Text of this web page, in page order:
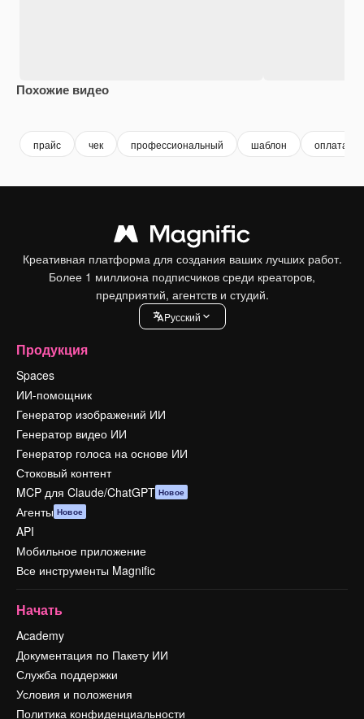
Похожие видео
прайс чек профессиональный шаблон оплата
Креативная платформа для создания ваших лучших работ.
Более 1 миллиона подписчиков среди креаторов,
предприятий, агентств и студий.
Pусский
Продукция
Spaces
ИИ-помощник
Генератор изображений ИИ
Генератор видео ИИ
Генератор голоса на основе ИИ
Стоковый контент
MCP для Claude/ChatGPT Новое
Агенты Новое
API
Мобильное приложение
Все инструменты Magnific
Начать
Academy
Документация по Пакету ИИ
Служба поддержки
Условия и положения
Политика конфиденциальности